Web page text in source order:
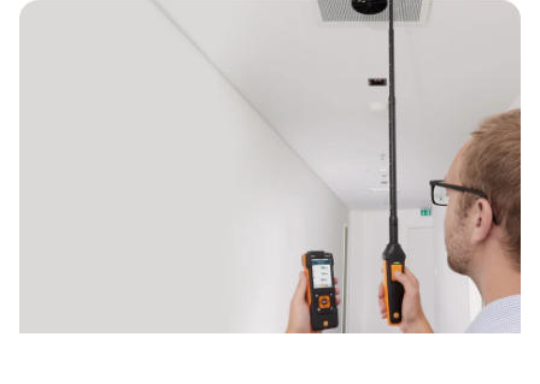
Vous en savez maintenant plus sur les anémomètres à
hélice et avez pu constater si ce type d’appareils de
Il ne vous reste maintenant plus qu’à comparer les
différents appareils proposés par Testo. La facilité
d’utilisation et les caractéristiques, mais aussi les
grandeurs de mesure et possibilités de mesure
disponibles sont des critères de choix importants. Vous
pourrez ainsi procéder à des mesures efficaces à moindre